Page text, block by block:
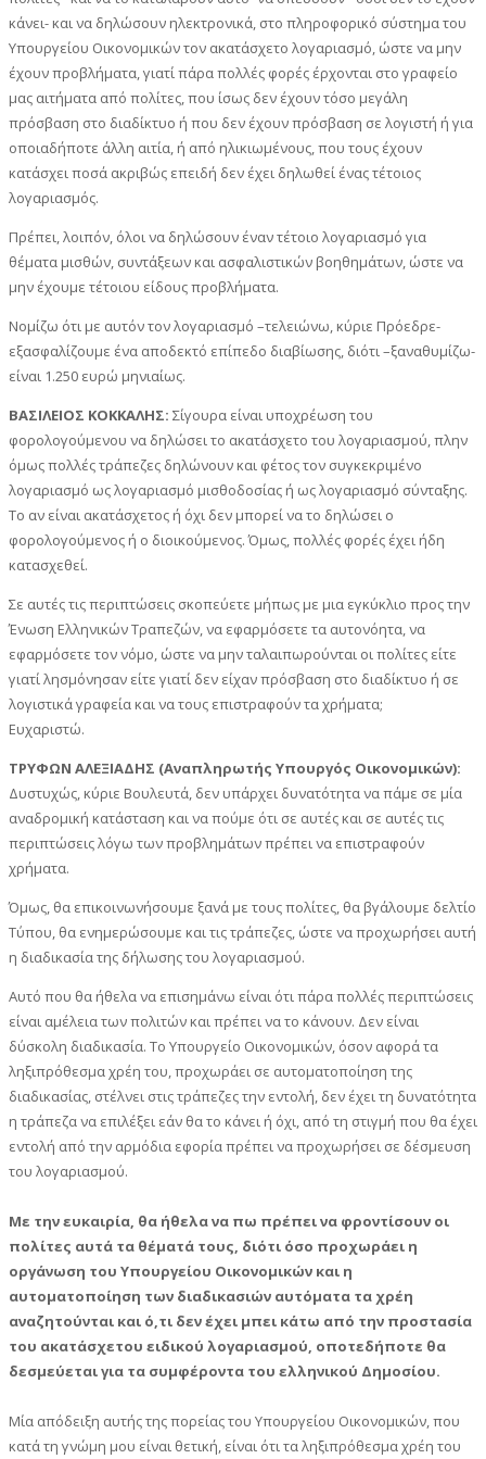
κάνει- και να δηλώσουν ηλεκτρονικά, στο πληροφορικό σύστημα του
Υπουργείου Οικονομικών τον ακατάσχετο λογαριασμό, ώστε να μην
έχουν προβλήματα, γιατί πάρα πολλές φορές έρχονται στο γραφείο
μας αιτήματα από πολίτες, που ίσως δεν έχουν τόσο μεγάλη
πρόσβαση στο διαδίκτυο ή που δεν έχουν πρόσβαση σε λογιστή ή για
οποιαδήποτε άλλη αιτία, ή από ηλικιωμένους, που τους έχουν
κατάσχει ποσά ακριβώς επειδή δεν έχει δηλωθεί ένας τέτοιος
λογαριασμός.
Πρέπει, λοιπόν, όλοι να δηλώσουν έναν τέτοιο λογαριασμό για
θέματα μισθών, συντάξεων και ασφαλιστικών βοηθημάτων, ώστε να
μην έχουμε τέτοιου είδους προβλήματα.
Νομίζω ότι με αυτόν τον λογαριασμό –τελειώνω, κύριε Πρόεδρε-
εξασφαλίζουμε ένα αποδεκτό επίπεδο διαβίωσης, διότι –ξαναθυμίζω-
είναι 1.250 ευρώ μηνιαίως.
ΒΑΣΙΛΕΙΟΣ ΚΟΚΚΑΛΗΣ: Σίγουρα είναι υποχρέωση του
φορολογούμενου να δηλώσει το ακατάσχετο του λογαριασμού, πλην
όμως πολλές τράπεζες δηλώνουν και φέτος τον συγκεκριμένο
λογαριασμό ως λογαριασμό μισθοδοσίας ή ως λογαριασμό σύνταξης.
Το αν είναι ακατάσχετος ή όχι δεν μπορεί να το δηλώσει ο
φορολογούμενος ή ο διοικούμενος. Όμως, πολλές φορές έχει ήδη
κατασχεθεί.
Σε αυτές τις περιπτώσεις σκοπεύετε μήπως με μια εγκύκλιο προς την
Ένωση Ελληνικών Τραπεζών, να εφαρμόσετε τα αυτονόητα, να
εφαρμόσετε τον νόμο, ώστε να μην ταλαιπωρούνται οι πολίτες είτε
γιατί λησμόνησαν είτε γιατί δεν είχαν πρόσβαση στο διαδίκτυο ή σε
λογιστικά γραφεία και να τους επιστραφούν τα χρήματα;
Ευχαριστώ.
ΤΡΥΦΩΝ ΑΛΕΞΙΑΔΗΣ (Αναπληρωτής Υπουργός Οικονομικών):
Δυστυχώς, κύριε Βουλευτά, δεν υπάρχει δυνατότητα να πάμε σε μία
αναδρομική κατάσταση και να πούμε ότι σε αυτές και σε αυτές τις
περιπτώσεις λόγω των προβλημάτων πρέπει να επιστραφούν
χρήματα.
Όμως, θα επικοινωνήσουμε ξανά με τους πολίτες, θα βγάλουμε δελτίο
Τύπου, θα ενημερώσουμε και τις τράπεζες, ώστε να προχωρήσει αυτή
η διαδικασία της δήλωσης του λογαριασμού.
Αυτό που θα ήθελα να επισημάνω είναι ότι πάρα πολλές περιπτώσεις
είναι αμέλεια των πολιτών και πρέπει να το κάνουν. Δεν είναι
δύσκολη διαδικασία. Το Υπουργείο Οικονομικών, όσον αφορά τα
ληξιπρόθεσμα χρέη του, προχωράει σε αυτοματοποίηση της
διαδικασίας, στέλνει στις τράπεζες την εντολή, δεν έχει τη δυνατότητα
η τράπεζα να επιλέξει εάν θα το κάνει ή όχι, από τη στιγμή που θα έχει
εντολή από την αρμόδια εφορία πρέπει να προχωρήσει σε δέσμευση
του λογαριασμού.
Με την ευκαιρία, θα ήθελα να πω πρέπει να φροντίσουν οι
πολίτες αυτά τα θέματά τους, διότι όσο προχωράει η
οργάνωση του Υπουργείου Οικονομικών και η
αυτοματοποίηση των διαδικασιών αυτόματα τα χρέη
αναζητούνται και ό,τι δεν έχει μπει κάτω από την προστασία
του ακατάσχετου ειδικού λογαριασμού, οποτεδήποτε θα
δεσμεύεται για τα συμφέροντα του ελληνικού Δημοσίου.
Μία απόδειξη αυτής της πορείας του Υπουργείου Οικονομικών, που
κατά τη γνώμη μου είναι θετική, είναι ότι τα ληξιπρόθεσμα χρέη του